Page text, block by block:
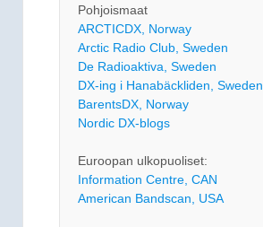
Pohjoismaat
ARCTICDX, Norway
Arctic Radio Club, Sweden
De Radioaktiva, Sweden
DX-ing i Hanabäckliden, Sweden
BarentsDX, Norway
Nordic DX-blogs
Euroopan ulkopuoliset:
Information Centre, CAN
American Bandscan, USA